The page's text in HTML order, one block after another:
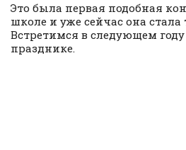
Это была первая подобная
школе и уже сейчас она
Встретимся в следующем
празднике.